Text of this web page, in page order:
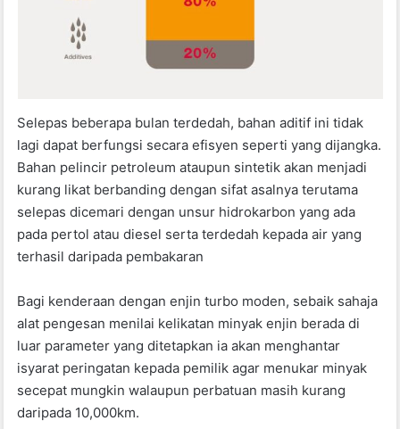
Selepas beberapa bulan terdedah, bahan aditif ini tidak
lagi dapat berfungsi secara efisyen seperti yang dijangka.
Bahan pelincir petroleum ataupun sintetik akan menjadi
kurang likat berbanding dengan sifat asalnya terutama
selepas dicemari dengan unsur hidrokarbon yang ada
pada pertol atau diesel serta terdedah kepada air yang
terhasil daripada pembakaran
Bagi kenderaan dengan enjin turbo moden, sebaik sahaja
alat pengesan menilai kelikatan minyak enjin berada di
luar parameter yang ditetapkan ia akan menghantar
isyarat peringatan kepada pemilik agar menukar minyak
secepat mungkin walaupun perbatuan masih kurang
daripada 10,000km.